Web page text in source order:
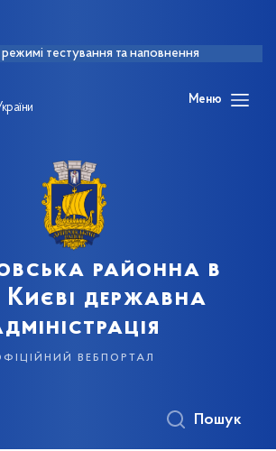
тестування та наповнення
Меню
районна в
Києві державна
вебпортал
Пошук